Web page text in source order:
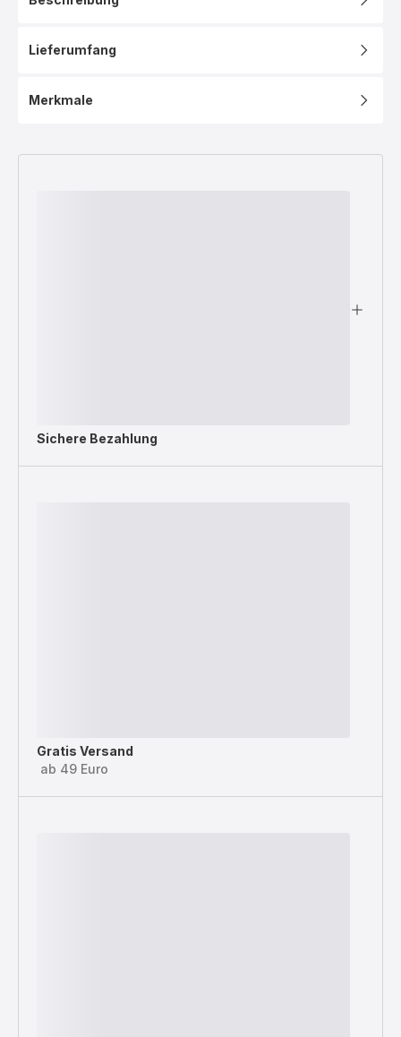
Lieferumfang
Merkmale
Sichere Bezahlung
Gratis Versand
ab 49 Euro